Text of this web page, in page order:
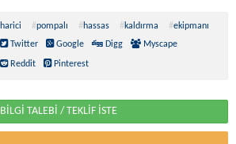
harici #pompalı # hassas #kaldırma #ekipmanı
Twitter Google Digg Myscape
Reddit Pinterest
BİLGİ TALEBİ / TEKLİF İSTE